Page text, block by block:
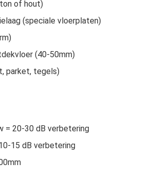
of hout)
(speciale vloerplaten)
(40-50mm)
parket, tegels)
= 20-30 dB verbetering
15 dB verbetering